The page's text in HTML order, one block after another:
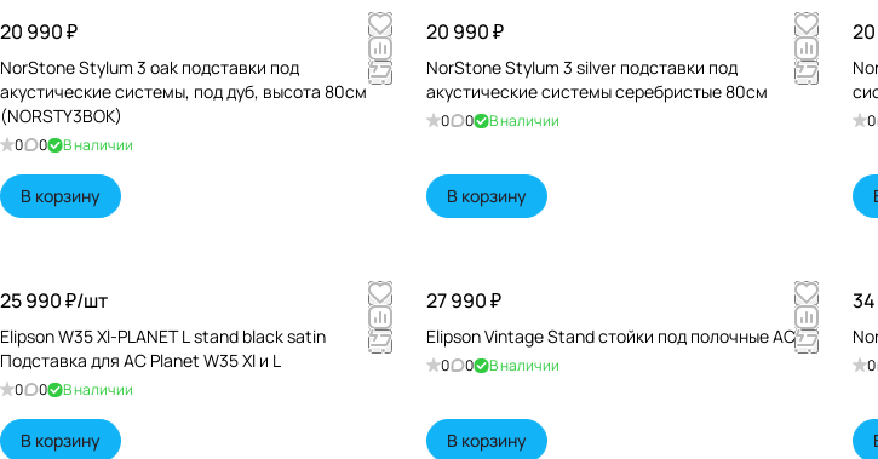
20 990 ₽
NorStone Stylum 3 oak подставки под
акустические системы, под дуб, высота 80см
(NORSTY3BOK)
0 0 В наличии
В корзину
20 990 ₽
NorStone Stylum 3 silver подставки под
акустические системы серебристые 80см
0 0 В наличии
В корзину
0
25 990 ₽/шт
Elipson W35 Xl-PLANET L stand black satin
Подставка для АС Planet W35 Xl и L
0 0 В наличии
В корзину
27 990 ₽
Elipson Vintage Stand стойки под полочные АС
0 0 В наличии
В корзину
0